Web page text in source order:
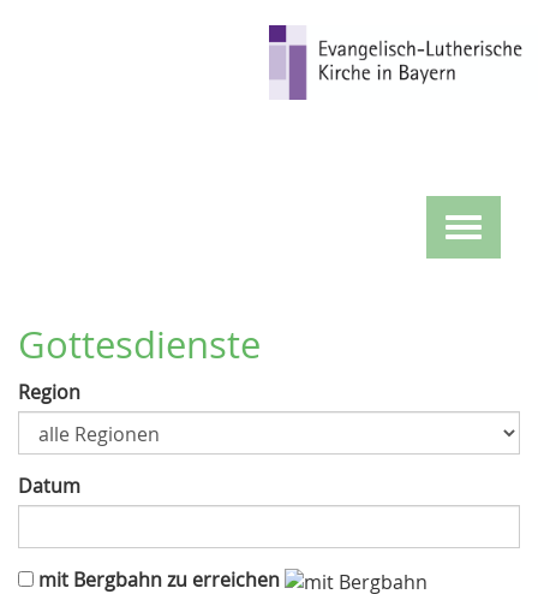
zum
Inhalt
Toggle
Gottesdienste
Region
Datum
mit Bergbahn zu erreichen